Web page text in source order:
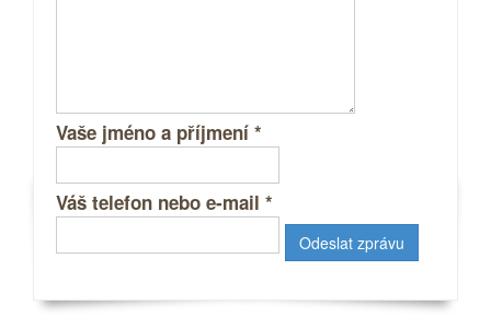
Vaše jméno a příjmení *
Váš telefon nebo e-mail *